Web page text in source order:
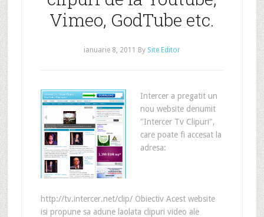
Vimeo, GodTube etc.
ianuarie 8, 2011 By Site Editor
Intercer a pregatit un
nou website denumit
"Intercer Tv Clipuri",
care poate fi accesat la
adresa:
http://tv.intercer.net/clip/ Obiectiv Acest website
isi propune sa adune laolata clipuri video ale